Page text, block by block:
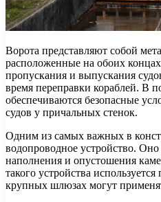
Ворота представляют собой
расположенные на обоих
пропускания и выпускания
время переправки кораблей. В
обеспечиваются безопасные
судов у причальных стенок.
Одним из самых важных в
водопроводное устройство. Оно
наполнения и опустошения
такого устройства
крупных шлюзах могут